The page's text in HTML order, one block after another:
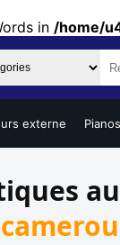
in /home/
externe